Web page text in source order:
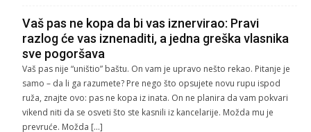
Vaš pas ne kopa da bi vas iznervirao: Pravi
razlog će vas iznenaditi, a jedna greška vlasnika
sve pogoršava
Vaš pas nije “uništio” baštu. On vam je upravo nešto rekao. Pitanje je
samo – da li ga razumete? Pre nego što opsujete novu rupu ispod
ruža, znajte ovo: pas ne kopa iz inata. On ne planira da vam pokvari
vikend niti da se osveti što ste kasnili iz kancelarije. Možda mu je
prevruće. Možda […]